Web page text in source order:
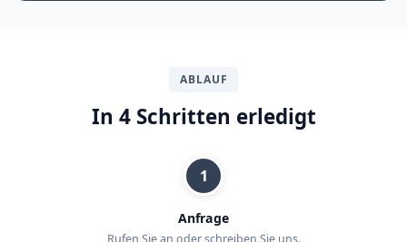
ABLAUF
In 4 Schritten erledigt
1
Anfrage